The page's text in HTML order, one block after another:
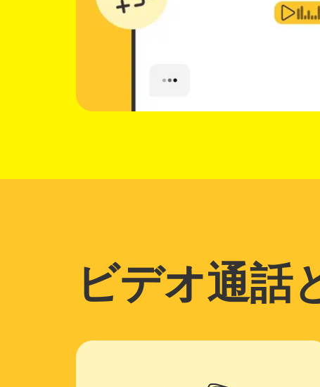
ビデオ通話